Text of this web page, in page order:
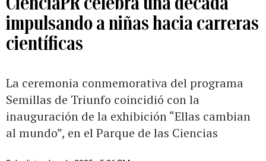
impulsando a niñas hacia carreras
científicas
La ceremonia conmemorativa del programa
Semillas de Triunfo coincidió con la
inauguración de la exhibición “Ellas cambian
al mundo”, en el Parque de las Ciencias